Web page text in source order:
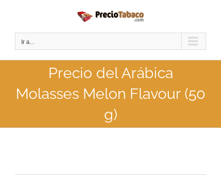
contenido
Ir a...
Precio del Arábica
Molasses Melon Flavour (50
g)